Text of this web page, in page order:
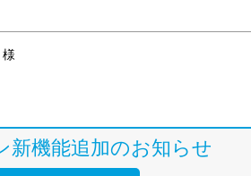
新機能追加のお知らせ